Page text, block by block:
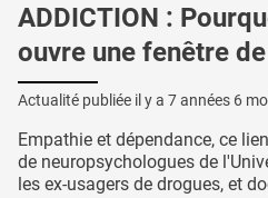
ADDICTION :
ouvre une fenêtre
Actualité publiée il y a 7 années 6
Empathie et dépendance, ce
de neuropsychologues de
les ex-usagers de drogues, et